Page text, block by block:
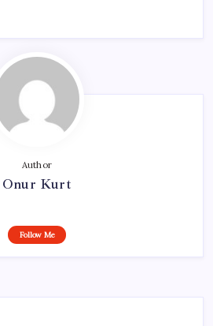
Author
Onur Kurt
Follow Me